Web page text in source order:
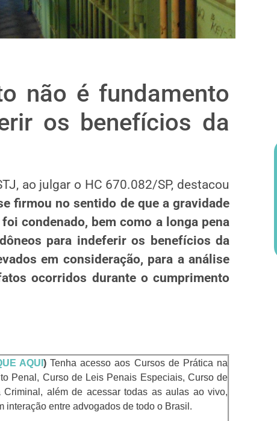
não é fundamento
os benefícios da
ao julgar o HC 670.082/SP, destacou
firmou no sentido de que a gravidade
condenado, bem como a longa pena
para indeferir os benefícios da
em consideração, para a análise
ocorridos durante o cumprimento
AQUI )Tenha acesso aos Cursos de Prática na
Penal, Curso de Leis Penais Especiais, Curso de
além de acessar todas as aulas ao vivo,
interação entre advogados de todo o Brasil.